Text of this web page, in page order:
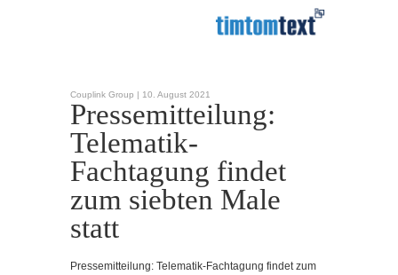
Couplink Group | 10. August 2021
Pressemitteilung:
Telematik-
Fachtagung findet
zum siebten Male
statt
Pressemitteilung: Telematik-Fachtagung findet zum